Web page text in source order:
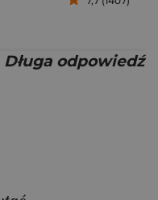
Długa odpowiedź